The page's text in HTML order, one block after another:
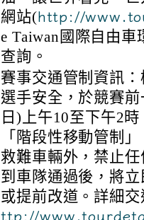
網站(http://
e Taiwan國際自由車
查詢。
賽事交通管制資訊
選手安全，於競賽
日)上午10至下午2
「階段性移動管制
救難車輛外，禁止
到車隊通過後，將
或提前改道。詳細
ttp://